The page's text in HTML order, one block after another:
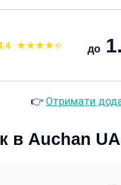
до
👉 Отримати
в Auchan UA